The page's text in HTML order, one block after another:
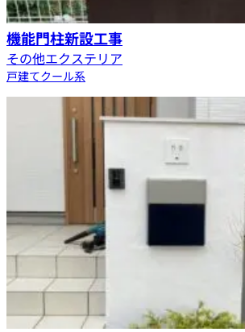
機能門柱新設工事
その他エクステリア
戸建てクール系